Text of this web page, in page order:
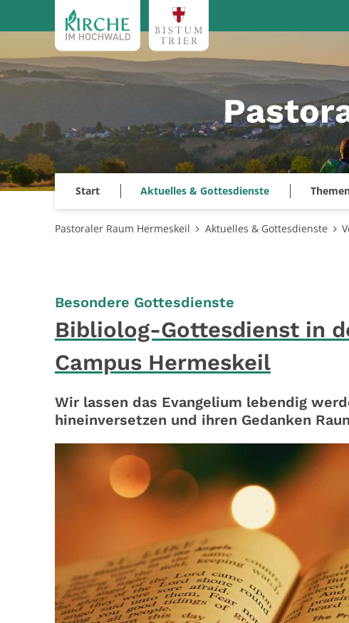
Zum Inhalt springen
Start Aktuelles & Gottesdienste
Pastoraler Raum Hermeskeil Aktuelles & Gottesdienste
Besondere Gottesdienste
Bibliolog-Gottesdienst in
Campus Hermeskeil
Wir lassen das Evangelium lebendig
hineinversetzen und ihren Gedanken